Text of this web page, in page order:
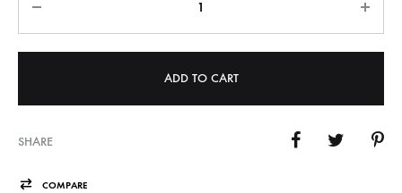
ADD TO CART
SHARE
COMPARE